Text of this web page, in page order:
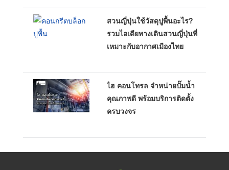
สวนญี่ปุ่นใช้วัสดุปูพื้นอะไร?
รวมไอเดียทางเดินสวนญี่ปุ่นที่
เหมาะกับอากาศเมืองไทย
ไฮ คอนโทรล จำหน่ายปั๊มน้ำ
คุณภาพดี พร้อมบริการติดตั้ง
ครบวงจร